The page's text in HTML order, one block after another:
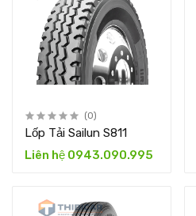
(0)
Lốp Tải Sailun S811
Liên hệ 0943.090.995